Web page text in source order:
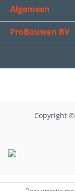
Algemeen
ProBouwen BV
Copyright